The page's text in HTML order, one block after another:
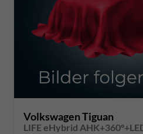
Volkswagen Tiguan